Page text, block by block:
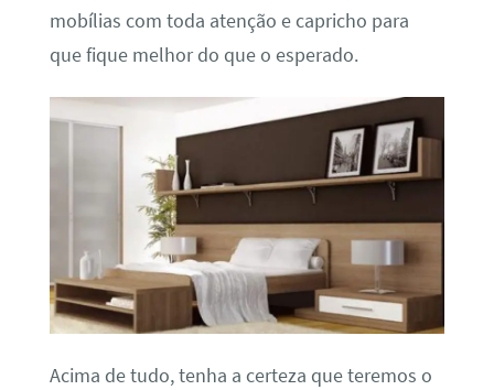
mobílias com toda atenção e capricho para
que fique melhor do que o esperado.
Acima de tudo, tenha a certeza que teremos o